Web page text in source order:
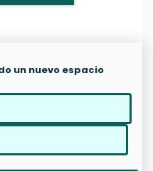
un nuevo espacio